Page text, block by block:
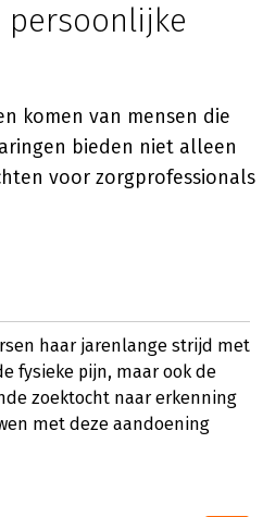
persoonlijke
komen van mensen die
bieden niet alleen
voor zorgprofessionals
haar jarenlange strijd met
fysieke pijn, maar ook de
zoektocht naar erkenning
met deze aandoening